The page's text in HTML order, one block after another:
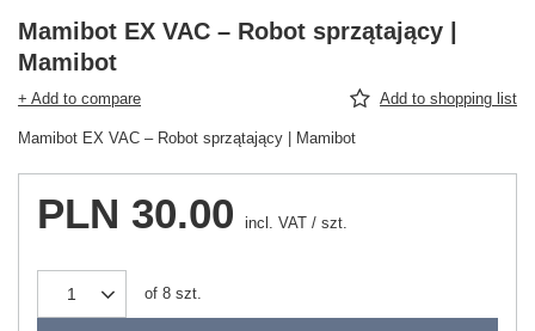
Mamibot EX VAC – Robot sprzątający |
Mamibot
+ Add to compare Add to shopping list
Mamibot EX VAC – Robot sprzątający | Mamibot
PLN 30.00 incl. VAT / szt.
of 8 szt.